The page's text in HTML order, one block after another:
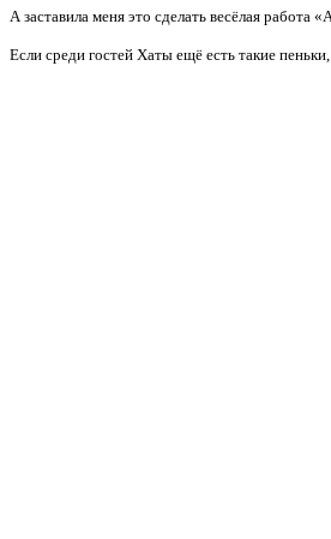
А заставила меня это сделать весёлая работа
Если среди гостей Хаты ещё есть такие